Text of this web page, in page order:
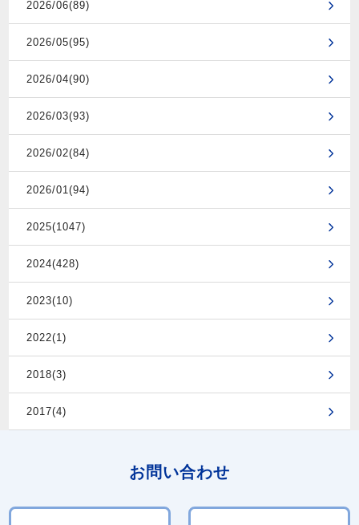
2026/06(89)
2026/05(95)
2026/04(90)
2026/03(93)
2026/02(84)
2026/01(94)
2025(1047)
2024(428)
2023(10)
2022(1)
2018(3)
2017(4)
お問い合わせ